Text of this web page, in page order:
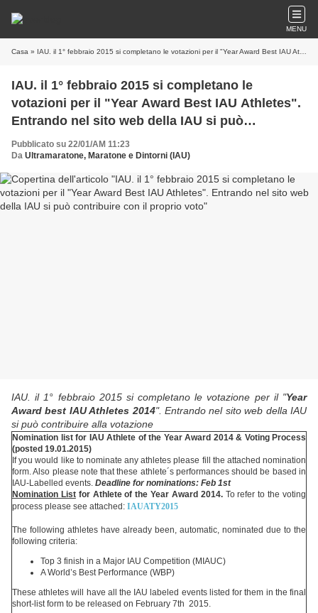
MENU
Casa » IAU. il 1° febbraio 2015 si completano le votazioni per il "Year Award Best IAU Athletes". Entrando nel sito web della IAU si può contribuire con il proprio voto
IAU. il 1° febbraio 2015 si completano le
votazioni per il "Year Award Best IAU Athletes".
Entrando nel sito web della IAU si può
contribuire con il proprio voto
Pubblicato su 22/01/AM 11:23
Da Ultramaratone, Maratone e Dintorni (IAU)
IAU. il 1° febbraio 2015 si completano le votazione per il "Year
Award best IAU Athletes 2014". Entrando nel sito web della IAU
si può contribuire alla votazione
Nomination list for IAU Athlete of the Year Award 2014 & Voting Process
(posted 19.01.2015)
If you would like to nominate any athletes please fill the attached nomination
form. Also please note that these athlete´s performances should be based in
IAU-Labelled events. Deadline for nominations: Feb 1st
Nomination Listfor Athlete of the Year Award 2014. To refer to the voting
process please see attached: IAUATY2015
The following athletes have already been, automatic, nominated due to the
following criteria:
Top 3 finish in a Major IAU Competition (MIAUC)
A World’s Best Performance (WBP)
These athletes will have all the IAU labeled events listed for them in the final
short-list form to be released on February 7th 2015.